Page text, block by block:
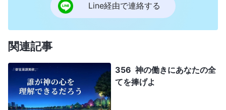
Line経由で連絡する
関連記事
356 神の働きにあなたの全
てを捧げよ